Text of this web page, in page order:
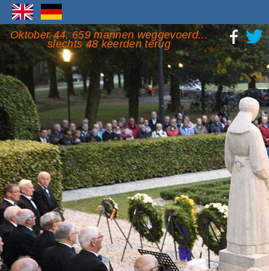
Oktober 44, 659 mannen weggevoerd...
slechts 48 keerden terug